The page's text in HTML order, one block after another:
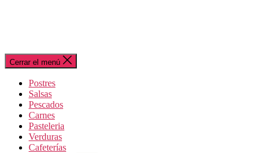
Cerrar el menú
Postres
Salsas
Pescados
Carnes
Pasteleria
Verduras
Cafeterías